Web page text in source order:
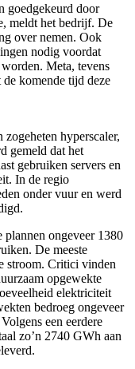
goedgekeurd door
meldt het bedrijf. De
over nemen. Ook
nodig voordat
Meta, tevens
komende tijd deze
zogeheten hyperscaler,
gemeld dat het
gebruiken servers en
In de regio
onder vuur en werd
plannen ongeveer 1380
De meeste
stroom. Critici vinden
opgewekte
elektriciteit
bedroeg ongeveer
een eerdere
zo’n 2740 GWh aan